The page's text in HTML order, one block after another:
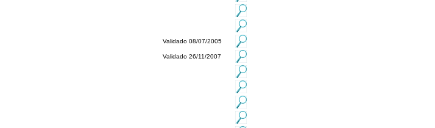
Validado 08/07/2005
Validado 26/11/2007